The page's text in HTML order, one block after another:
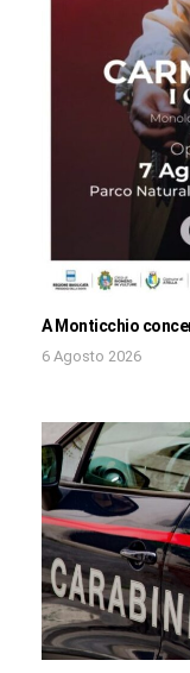
A Monticchio
6 Agosto 2026